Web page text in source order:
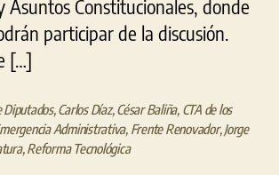
Asuntos Constitucionales, donde
participar de la discusión.
[…]
Diputados,Carlos Díaz,César Baliña, CTA de los
Administrativa, Frente Renovador,Jorge
,Reforma Tecnológica